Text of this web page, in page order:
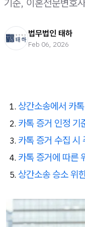
법무법인 태하
Feb 06, 2026
상간소송에서 카
카톡 증거 인정 기
카톡 증거 수집 시
카톡 증거에 따른
상간소송 승소 위